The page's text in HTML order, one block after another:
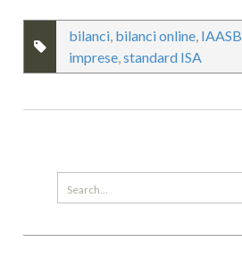
bilanci, bilanci online, IAASB
imprese,standard ISA
Search
for: